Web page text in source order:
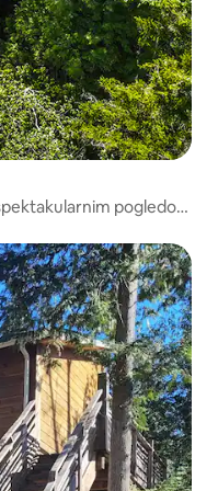
pogledom